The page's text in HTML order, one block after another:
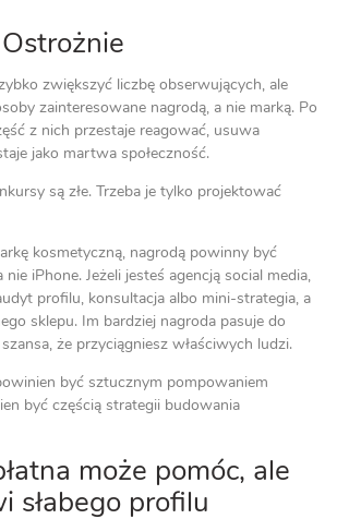
zwiększyć liczbę obserwujących, ale
zainteresowane nagrodą, a nie marką. Po
z nich przestaje reagować, usuwa
jako martwa społeczność.
są złe. Trzeba je tylko projektować
kosmetyczną, nagrodą powinny być
iPhone. Jeżeli jesteś agencją social media,
profilu, konsultacja albo mini-strategia, a
sklepu. Im bardziej nagroda pasuje do
że przyciągniesz właściwych ludzi.
być sztucznym pompowaniem
być częścią strategii budowania
może pomóc, ale
słabego profilu